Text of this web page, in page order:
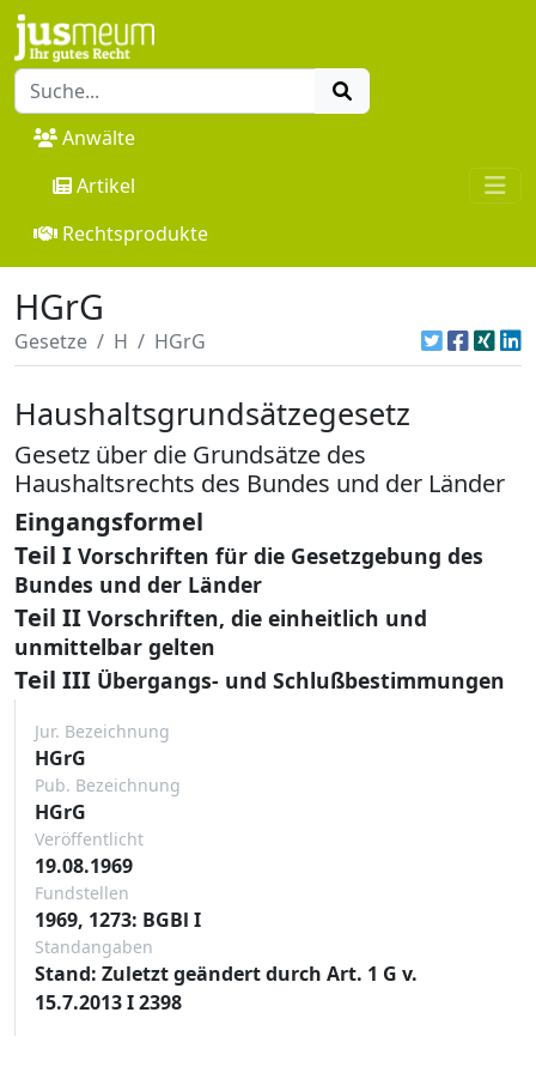
Anwälte
Artikel
Rechtsprodukte
HGrG
Gesetze H HGrG
Haushaltsgrundsätzegesetz
Gesetz über die Grundsätze des
Haushaltsrechts des Bundes und der Länder
Eingangsformel
Teil I Vorschriften für die Gesetzgebung des
Bundes und der Länder
Teil II Vorschriften, die einheitlich und
unmittelbar gelten
Teil III Übergangs- und Schlußbestimmungen
Jur. Bezeichnung
HGrG
Pub. Bezeichnung
HGrG
Veröffentlicht
19.08.1969
Fundstellen
1969, 1273: BGBl I
Standangaben
Stand: Zuletzt geändert durch Art. 1 G v.
15.7.2013 I 2398